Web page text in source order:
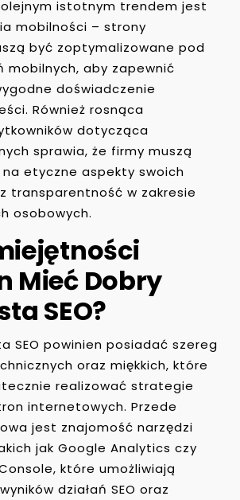
istotnym trendem jest
mobilności – strony
być zoptymalizowane pod
mobilnych, aby zapewnić
doświadczenie
Również rosnąca
dotycząca
sprawia, że firmy muszą
etyczne aspekty swoich
transparentność w zakresie
osobowych.
Mieć Dobry
SEO?
SEO powinien posiadać szereg
oraz miękkich, które
realizować strategie
internetowych. Przede
jest znajomość narzędzi
jak Google Analytics czy
które umożliwiają
działań SEO oraz